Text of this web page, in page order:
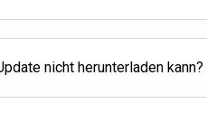
nicht herunterladen kann?